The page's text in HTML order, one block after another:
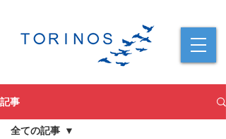
記事
全ての記事